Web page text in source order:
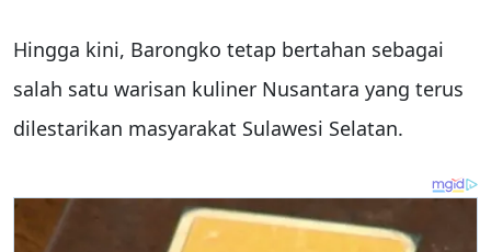
Hingga kini, Barongko tetap bertahan sebagai
salah satu warisan kuliner Nusantara yang terus
dilestarikan masyarakat Sulawesi Selatan.